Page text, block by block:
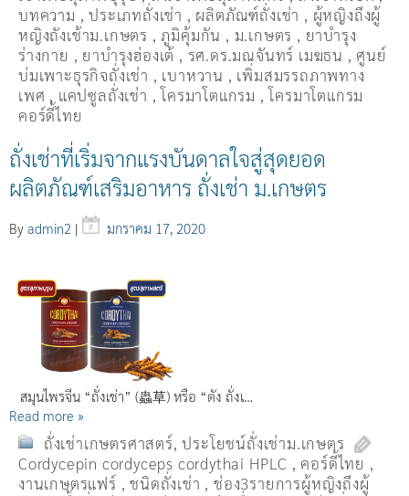
บทความ ,ประเภทถั่งเช่า , ผลิตภัณฑ์ถั่งเช่า , ผู้หญิงถึงผู้
หญิงถังเช้าม.เกษตร ,ภูมิคุ้มกัน , ม.เกษตร , ยาบำรุง
ร่างกาย , ยาบำรุงฮ่องเต้ , รศ.ดร.มณจันทร์ เมฆธน , ศูนย์
บ่มเพาะธุรกิจถั่งเช่า , เบาหวาน , เพิ่มสมรรถภาพทาง
เพศ , แคปซูลถั่งเช่า ,โครมาโตแกรม ,โครมาโตแกรม
คอร์ดี้ไทย
ถั่งเช่าที่เริ่มจากแรงบันดาลใจสู่สุดยอด
ผลิตภัณฑ์เสริมอาหาร ถั่งเช่า ม.เกษตร
By admin2 | มกราคม 17, 2020
สมุนไพรจีน “ถั่งเช่า” (蟲草) หรือ “ตัง ถั่งเ…
Read more »
ถั่งเช่าเกษตรศาสตร์,ประโยชน์ถั่งเช่าม.เกษตร
Cordycepin cordyceps cordythai HPLC , คอร์ดี้ไทย ,
งานเกษตรแฟร์ ,ชนิดถั่งเช่า ,ช่อง3รายการผู้หญิงถึงผู้